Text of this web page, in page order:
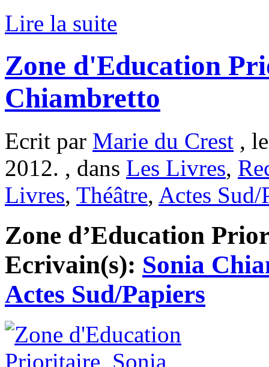
Lire la suite
Zone d'Education
Chiambretto
Ecrit par Marie du Crest ,
2012. , dans Les Livres,
Livres, Théâtre, Actes Sud/
Zone d’Education
Ecrivain(s): Sonia
Actes Sud/Papiers